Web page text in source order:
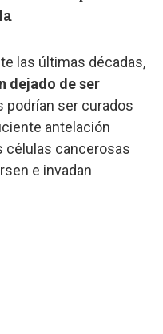
las últimas décadas,
dejado de ser
podrían ser curados
antelación
células cancerosas
e invadan